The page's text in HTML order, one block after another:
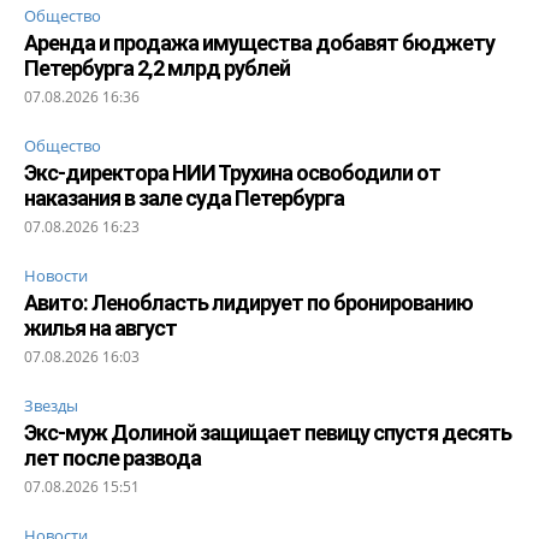
Общество
Аренда и продажа имущества добавят бюджету
Петербурга 2,2 млрд рублей
07.08.2026 16:36
Общество
Экс-директора НИИ Трухина освободили от
наказания в зале суда Петербурга
07.08.2026 16:23
Новости
Авито: Ленобласть лидирует по бронированию
жилья на август
07.08.2026 16:03
Звезды
Экс-муж Долиной защищает певицу спустя десять
лет после развода
07.08.2026 15:51